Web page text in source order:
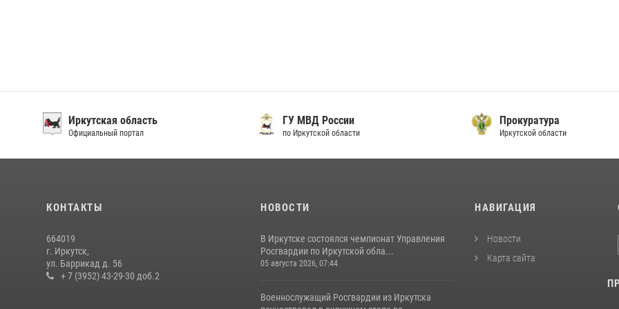
Иркутская область
Официальный портал
ГУ МВД России
по Иркутской области
Прокуратура
Иркутской области
КОНТАКТЫ
664019
г. Иркутск,
ул. Баррикад д. 56
+ 7 (3952) 43-29-30 доб.2
НОВОСТИ
В Иркутске состоялся чемпионат Управления
Росгвардии по Иркутской обла...
05 августа 2026, 07:44
Военнослужащий Росгвардии из Иркутска
НАВИГАЦИЯ
Новости
Карта сайта